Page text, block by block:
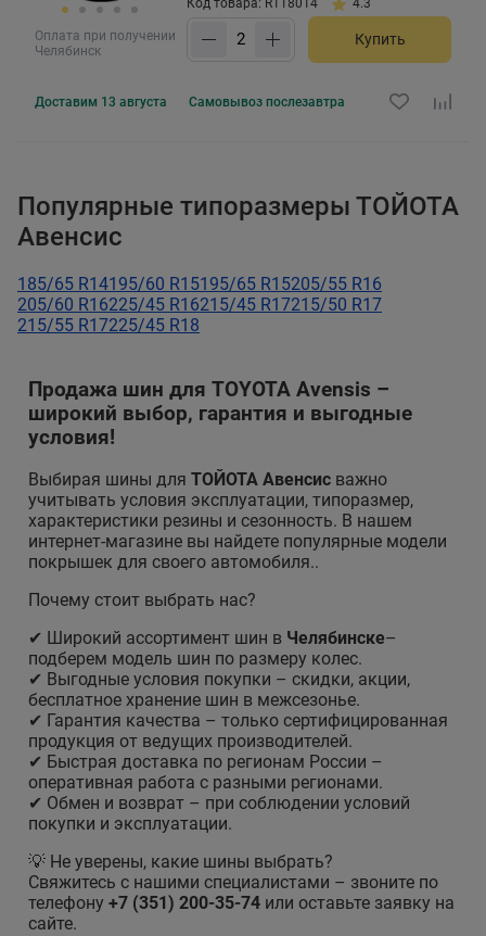
Оплата при получении
Челябинск
Код товара: R118014
4.3
Купить
Доставим 13 августа Самовывоз послезавтра
Популярные типоразмеры ТОЙОТА
Авенсис
185/65 R14195/60 R15195/65 R15205/55 R16
205/60 R16225/45 R16215/45 R17215/50 R17
215/55 R17225/45 R18
Продажа шин для TOYOTA Avensis –
широкий выбор, гарантия и выгодные
условия!
Выбирая шины для ТОЙОТА Авенсис важно
учитывать условия эксплуатации, типоразмер,
характеристики резины и сезонность. В нашем
интернет-магазине вы найдете популярные модели
покрышек для своего автомобиля..
Почему стоит выбрать нас?
✔ Широкий ассортимент шин в Челябинске–
подберем модель шин по размеру колес.
✔ Выгодные условия покупки – скидки, акции,
бесплатное хранение шин в межсезонье.
✔ Гарантия качества – только сертифицированная
продукция от ведущих производителей.
✔ Быстрая доставка по регионам России –
оперативная работа с разными регионами.
✔ Обмен и возврат – при соблюдении условий
покупки и эксплуатации.
💡 Не уверены, какие шины выбрать?
Свяжитесь с нашими специалистами – звоните по
телефону +7 (351) 200-35-74 или оставьте заявку на
сайте.